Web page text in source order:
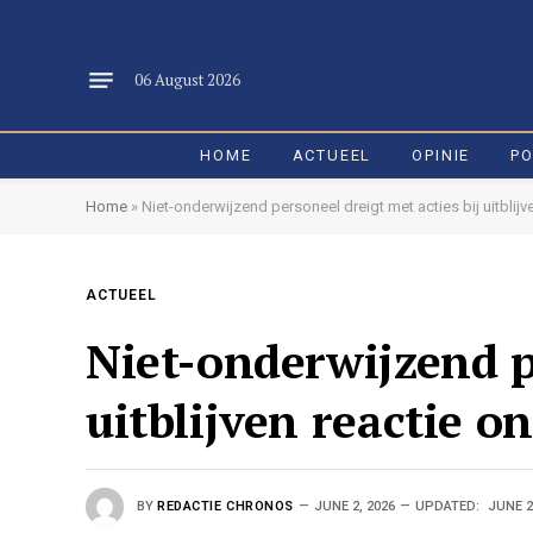
06 August 2026
HOME ACTUEEL OPINIE
Home » Niet-onderwijzend personeel dreigt met acties bij
ACTUEEL
Niet-onderwijzend
uitblijven reactie
BY REDACTIE CHRONOS JUNE 2, 2026 UPDATED: JUNE